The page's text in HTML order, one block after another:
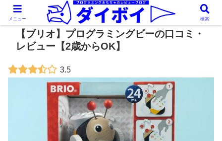
【ブリオ】プログラミングビーの口コミ・
レビュー【2歳からOK】
3.5
メニュー 検索